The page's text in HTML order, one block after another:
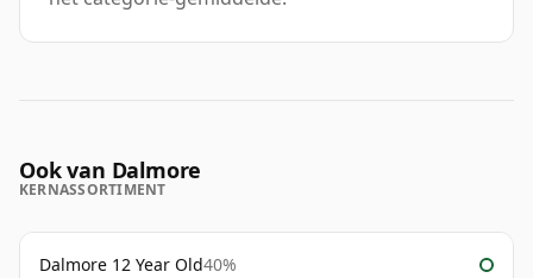
Ook van Dalmore
KERNASSORTIMENT
Dalmore 12 Year Old40%